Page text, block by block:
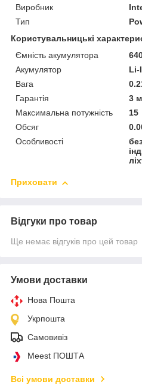
Виробник
Тип
Користувальницькі
Ємність акумулятора
Акумулятор
Li-
Вага
Гарантія
3
Максимальна потужність
15
Обсяг
Особливості
Приховати
Відгуки про товар
Ще немає відгуків про цей товар
Умови доставки
Нова Пошта
Укрпошта
Самовивіз
Meest ПОШТА
Всі умови доставки